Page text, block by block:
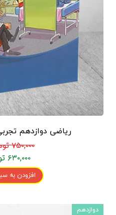
ریاضی دوازدهم
۷۵۰,۰۰۰ تومان
۶۳۰,۰۰۰ تومان
افزودن به
دوازدهم